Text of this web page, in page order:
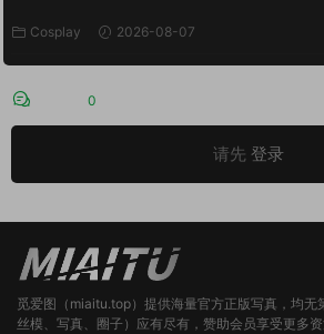
Cosplay 2026-08-07
0
请先 登录
觅爱图（miaitu.top）提供海量官方正版写真，均无
丝模、写真、圈子）应有尽有，赞助会员享受更多资